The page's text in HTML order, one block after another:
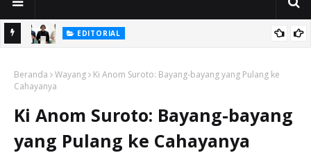
Ketika Media Kehilangan Iklan, Kolaborasi Menjadi Harapan Baru
PUISI MEREKA MENCURI PAPAN TULIS
Beranda Wayang
Ki Anom Suroto: Bayang-bayang yang Pulang ke
Cahayanya
Ki Anom Suroto: Bayang-bayang
yang Pulang ke Cahayanya